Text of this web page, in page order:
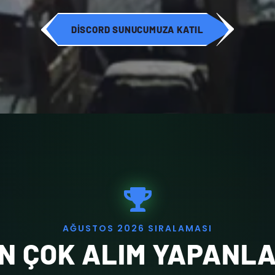
DISCORD SUNUCUMUZA KATIL
AĞU S T O S 2 0 2 6 S I RALAMAS I
ÇOK ALIM